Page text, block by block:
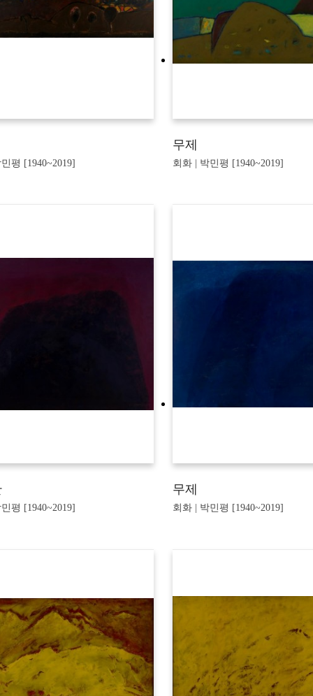
평 [1940~2019]
무제
회화 | 박민평 [1940~2019]
평 [1940~2019]
무제
회화 | 박민평 [1940~2019]